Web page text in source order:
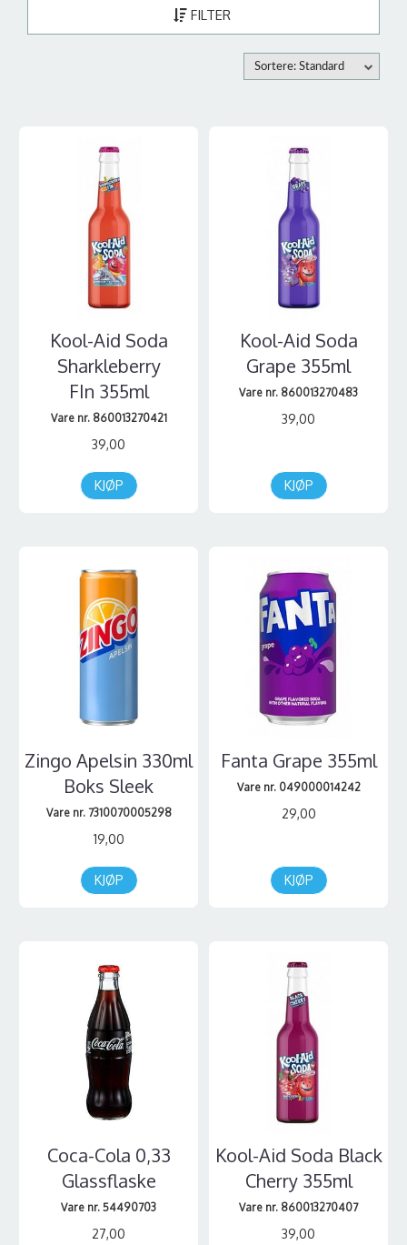
FILTER
Sortere: Standard
Kool-Aid Soda
Sharkleberry
FIn 355ml
Vare nr. 860013270421
39,00
KJØP
Kool-Aid Soda
Grape 355ml
Vare nr. 860013270483
39,00
KJØP
Zingo Apelsin 330ml
Boks Sleek
Vare nr. 7310070005298
19,00
KJØP
Fanta Grape 355ml
Vare nr. 049000014242
29,00
KJØP
Coca-Cola 0,33
Glassflaske
Vare nr. 54490703
27,00
Kool-Aid Soda Black
Cherry 355ml
Vare nr. 860013270407
39,00